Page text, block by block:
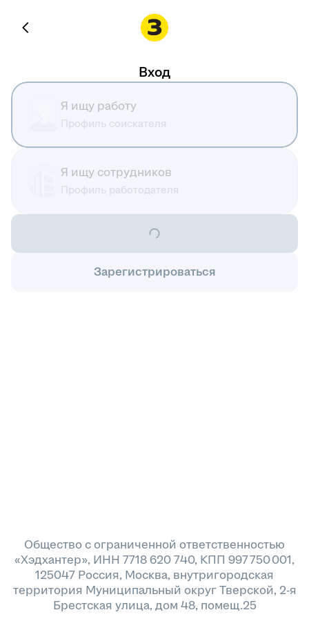
Вход
Я ищу работу
Профиль соискателя
Я ищу сотрудников
Профиль работодателя
Зарегистрироваться
Общество с ограниченной ответственностью
«Хэдхантер», ИНН 7718 620 740, КПП 997 750 001,
125047 Россия, Москва, внутригородская
территория Муниципальный округ Тверской, 2-я
Брестская улица, дом 48, помещ.25